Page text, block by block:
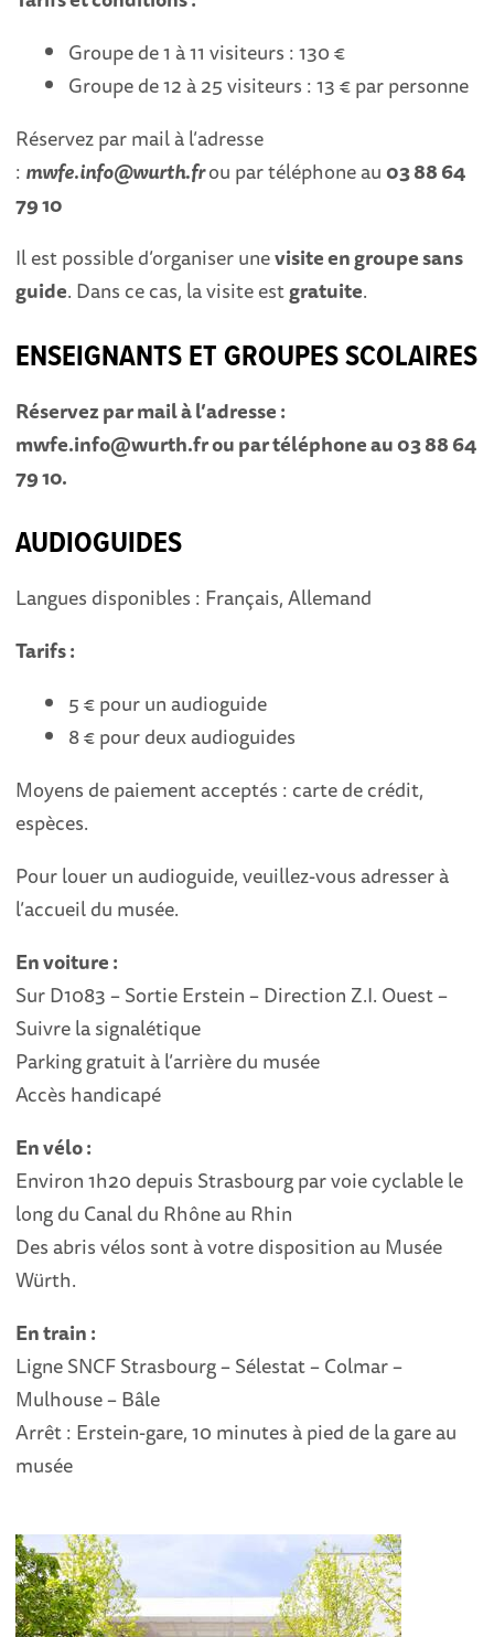
Groupe de 1 à 11 visiteurs : 130 €
Groupe de 12 à 25 visiteurs : 13 € par personne
Réservez par mail à l’adresse
: mwfe.info@wurth.frou par téléphone au03 88 64
79 10
Il est possible d’organiser unevisite en groupe sans
guide. Dans ce cas, la visite estgratuite.
ENSEIGNANTS ET GROUPES SCOLAIRES
Réservez par mail à l’adresse :
mwfe.info@wurth.fr ou par téléphone au 03 88 64
79 10.
AUDIOGUIDES
Langues disponibles : Français, Allemand
Tarifs :
5 € pour un audioguide
8 € pour deux audioguides
Moyens de paiement acceptés : carte de crédit,
espèces.
Pour louer un audioguide, veuillez-vous adresser à
l’accueil du musée.
En voiture :
Sur D1083 – Sortie Erstein – Direction Z.I. Ouest –
Suivre la signalétique
Parking gratuit à l’arrière du musée
Accès handicapé
En vélo :
Environ 1h20 depuis Strasbourg par voie cyclable le
long du Canal du Rhône au Rhin
Des abris vélos sont à votre disposition au Musée
Würth.
En train :
Ligne SNCF Strasbourg – Sélestat – Colmar –
Mulhouse – Bâle
Arrêt : Erstein-gare, 10 minutes à pied de la gare au
musée